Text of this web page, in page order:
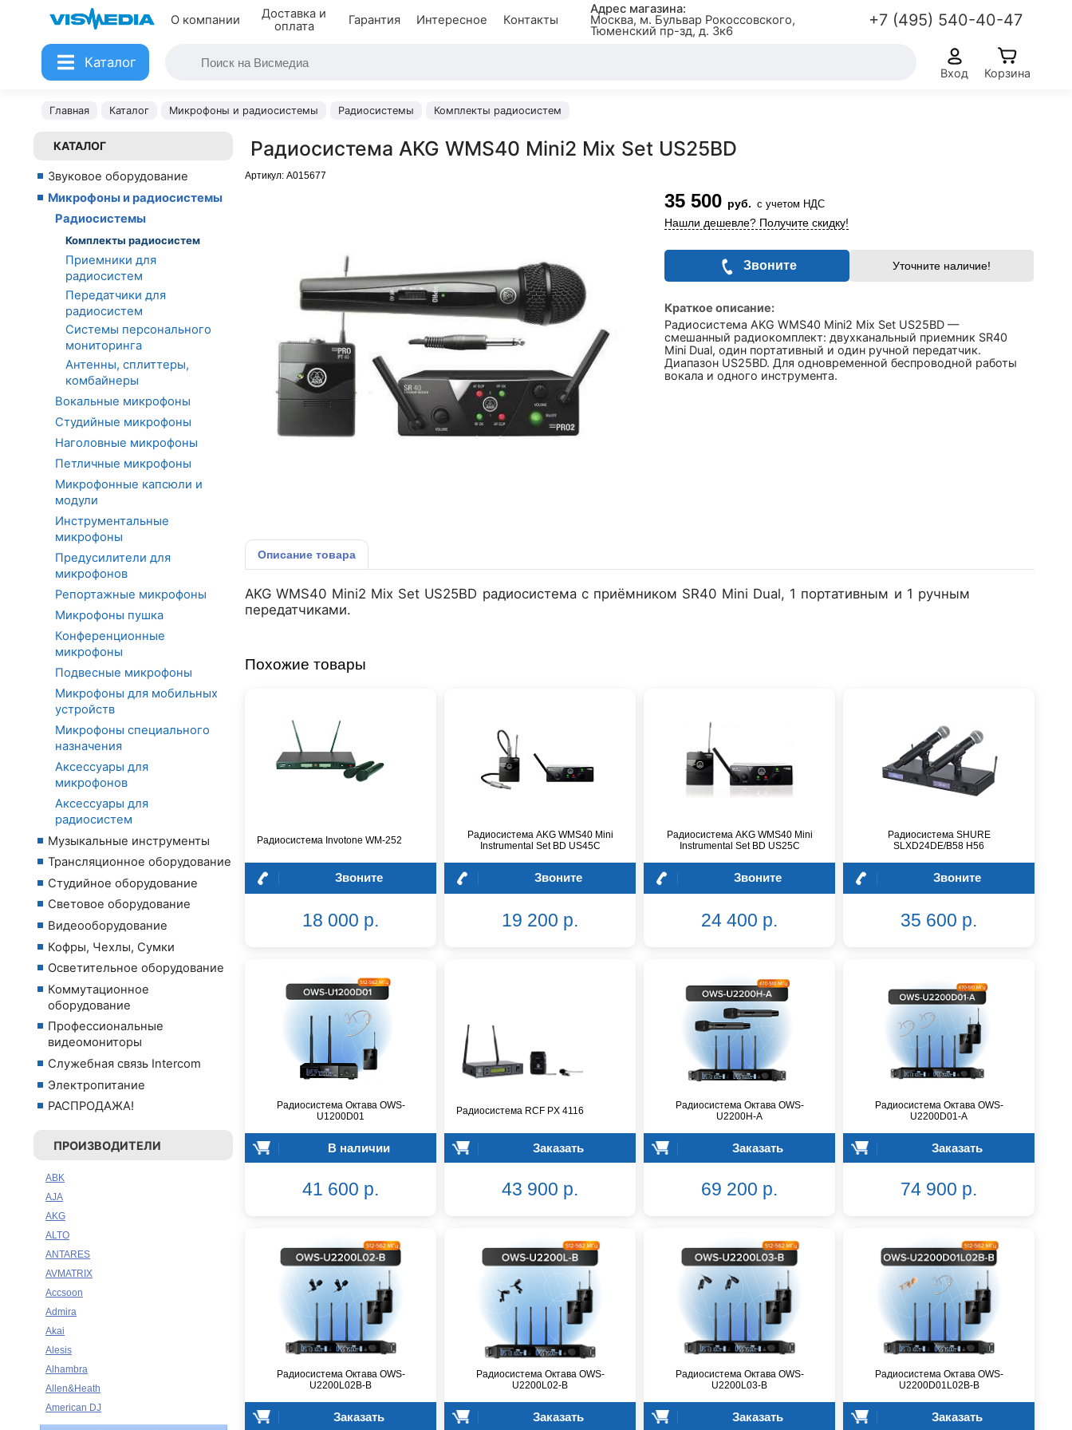
О компании
Доставка и
оплата
Гарантия Интересное Контакты
Адрес магазина:
Москва, м. Бульвар Рокоссовского,
Тюменский пр-зд, д. 3к6
+7 (495) 540-40-47
Каталог
Вход Корзина
Главная Каталог Микрофоны и радиосистемы Радиосистемы Комплекты радиосистем
КАТАЛОГ
Звуковое оборудование
Микрофоны и радиосистемы
Радиосистемы
Комплекты радиосистем
Приемники для
радиосистем
Передатчики для
радиосистем
Системы персонального
мониторинга
Антенны, сплиттеры,
комбайнеры
Вокальные микрофоны
Студийные микрофоны
Наголовные микрофоны
Петличные микрофоны
Микрофонные капсюли и
модули
Инструментальные
микрофоны
Предусилители для
микрофонов
Репортажные микрофоны
Микрофоны пушка
Конференционные
микрофоны
Подвесные микрофоны
Микрофоны для мобильных
устройств
Микрофоны специального
назначения
Аксессуары для
микрофонов
Аксессуары для
радиосистем
Музыкальные инструменты
Трансляционное оборудование
Студийное оборудование
Световое оборудование
Видеооборудование
Кофры, Чехлы, Сумки
Осветительное оборудование
Коммутационное
оборудование
Профессиональные
видеомониторы
Служебная связь Intercom
Электропитание
РАСПРОДАЖА!
ПРОИЗВОДИТЕЛИ
ABK
AJA
AKG
ALTO
ANTARES
AVMATRIX
Accsoon
Admira
Akai
Alesis
Alhambra
Allen&Heath
American DJ
Ampeg
Радиосистема AKG WMS40 Mini2 Mix Set US25BD
Артикул: A015677
35 500 руб. с учетом НДС
Нашли дешевле? Получите скидку!
Звоните Уточните наличие!
Краткое описание:
Радиосистема AKG WMS40 Mini2 Mix Set US25BD —
смешанный радиокомплект: двухканальный приемник SR40
Mini Dual, один портативный и один ручной передатчик.
Диапазон US25BD. Для одновременной беспроводной работы
вокала и одного инструмента.
Описание товара
AKG WMS40 Mini2 Mix Set US25BD радиосистема с приёмником SR40 Mini Dual, 1 портативным и 1 ручным
передатчиками.
Похожие товары
Радиосистема Invotone WM-252
Звоните
18 000 р.
Радиосистема AKG WMS40 Mini
Instrumental Set BD US45C
Звоните
19 200 р.
Радиосистема AKG WMS40 Mini
Instrumental Set BD US25C
Звоните
24 400 р.
Радиосистема SHURE
SLXD24DE/B58 H56
Звоните
35 600 р.
Радиосистема Октава OWS-
U1200D01
В наличии
41 600 р.
Радиосистема RCF PX 4116
Заказать
43 900 р.
Радиосистема Октава OWS-
U2200H-A
Заказать
69 200 р.
Радиосистема Октава OWS-
U2200D01-A
Заказать
74 900 р.
Радиосистема Октава OWS-
U2200L02В-B
Заказать
Радиосистема Октава OWS-
U2200L02-B
Заказать
Радиосистема Октава OWS-
U2200L03-B
Заказать
Радиосистема Октава OWS-
U2200D01L02В-B
Заказать